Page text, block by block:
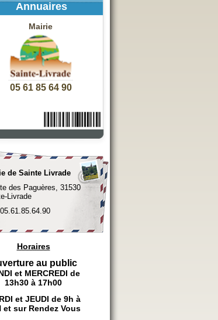
Annuaires
Mairie
05 61 85 64 90
de Sainte Livrade
des Paguères, 31530
Livrade
Horaires
au public
et MERCREDI de
13h30 à 17h00
et JEUDI de 9h à
et sur Rendez Vous